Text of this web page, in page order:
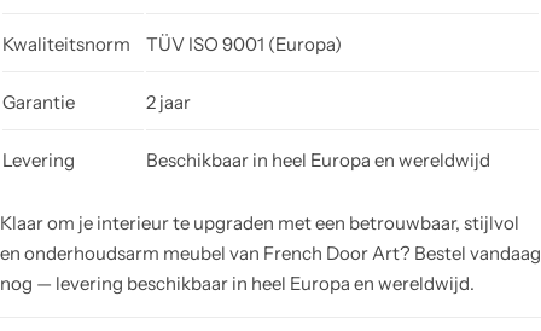
Kwaliteitsnorm TÜV ISO 9001 (Europa)
Garantie 2 jaar
Levering Beschikbaar in heel Europa en wereldwijd
Klaar om je interieur te upgraden met een betrouwbaar, stijlvol
en onderhoudsarm meubel van French Door Art? Bestel vandaag
nog — levering beschikbaar in heel Europa en wereldwijd.